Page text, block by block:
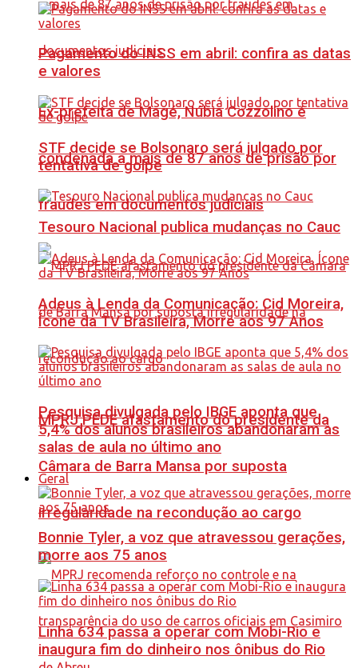
Ex-prefeita de Magé, Núbia Cozzolino é
condenada a mais de 87 anos de prisão por
fraudes em documentos judiciais
MPRJ PEDE afastamento do presidente da
Câmara de Barra Mansa por suposta
irregularidade na recondução ao cargo
Pagamento do INSS em abril: confira as datas
e valores
STF decide se Bolsonaro será julgado por
tentativa de golpe
Tesouro Nacional publica mudanças no Cauc
Adeus à Lenda da Comunicação: Cid Moreira,
Ícone da TV Brasileira, Morre aos 97 Anos
Pesquisa divulgada pelo IBGE aponta que
5,4% dos alunos brasileiros abandonaram as
salas de aula no último ano
Geral
Bonnie Tyler, a voz que atravessou gerações,
morre aos 75 anos
Linha 634 passa a operar com Mobi-Rio e
inaugura fim do dinheiro nos ônibus do Rio